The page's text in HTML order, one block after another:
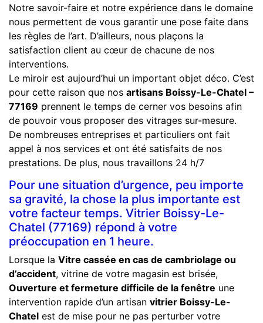
Notre savoir-faire et notre expérience dans le domaine
nous permettent de vous garantir une pose faite dans
les règles de l’art. D’ailleurs, nous plaçons la
satisfaction client au cœur de chacune de nos
interventions.
Le miroir est aujourd’hui un important objet déco. C’est
pour cette raison que nos artisans Boissy-Le-Chatel –
77169 prennent le temps de cerner vos besoins afin
de pouvoir vous proposer des vitrages sur-mesure.
De nombreuses entreprises et particuliers ont fait
appel à nos services et ont été satisfaits de nos
prestations. De plus, nous travaillons 24 h/7
Pour une situation d’urgence, peu importe
sa gravité, la chose la plus importante est
votre facteur temps. Vitrier Boissy-Le-
Chatel (77169) répond à votre
préoccupation en 1 heure.
Lorsque la Vitre cassée en cas de cambriolage ou
d’accident, vitrine de votre magasin est brisée,
Ouverture et fermeture difficile de la fenêtre une
intervention rapide d’un artisan vitrier Boissy-Le-
Chatel est de mise pour ne pas perturber votre